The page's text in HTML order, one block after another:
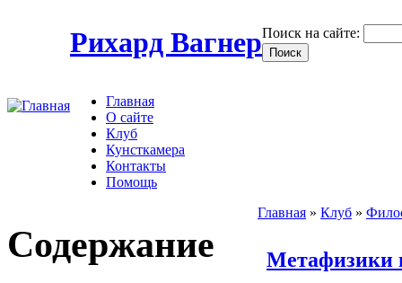
Рихард ВагнерПоиск на сайте:
Главная
О сайте
Клуб
Кунсткамера
Контакты
Помощь
Содержание
Главная » Клуб »
Метафизики